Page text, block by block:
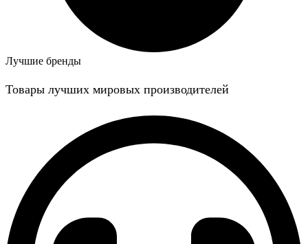
Лучшие бренды
Товары лучших мировых производителей